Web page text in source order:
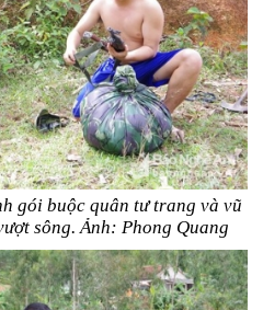
gói buộc quân tư trang và vũ
sông. Ảnh: Phong Quang